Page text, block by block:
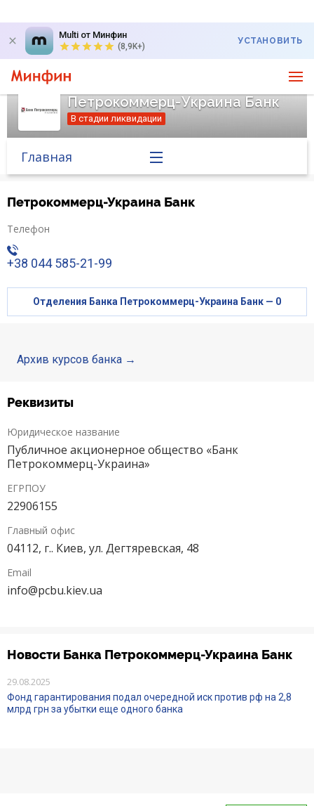
Multi от Минфин
(8,9K+)
УСТАНОВИТЬ
Петрокоммерц-Украина Банк
В стадии ликвидации
Главная
Курс валют в банке
Вопросы банку
Отзывы
Отделения и банкоматы
Петрокоммерц-Украина Банк
Телефон
+38 044 585-21-99
Отделения Банка Петрокоммерц-Украина Банк — 0
Архив курсов банка
Реквизиты
Юридическое название
Публичное акционерное общество «Банк
Петрокоммерц-Украина»
ЕГРПОУ
22906155
Главный офис
04112, г.. Киев, ул. Дегтяревская, 48
Email
info@pcbu.kiev.ua
Новости Банка Петрокоммерц-Украина Банк
29.08.2025
Фонд гарантирования подал очередной иск против рф на 2,8
млрд грн за убытки еще одного банка